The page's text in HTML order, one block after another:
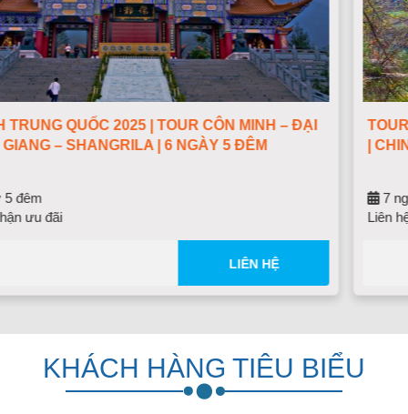
MINH – ĐẠI
5 ĐÊM
TOUR TRÙNG KHÁNH – THÀNH ĐÔ
| CHINH PHỤC NGA MI – LẠC SƠN
KHÁCH HÀNG TIÊU BIỂU